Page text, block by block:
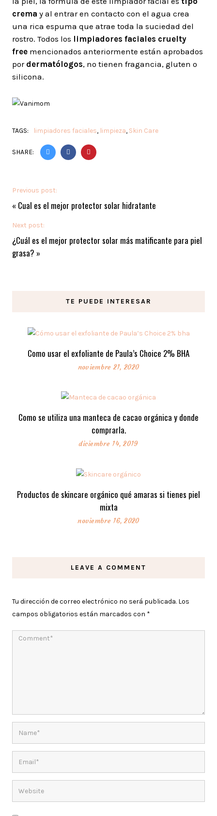
crema y al entrar en contacto con el agua crea
una rica espuma que atrae toda la suciedad del
rostro. Todos los limpiadores faciales cruelty
free mencionados anteriormente están aprobados
por dermatólogos, no tienen fragancia, gluten o
silicona.
TAGS: limpiadores faciales, limpieza, Skin Care
SHARE:
Previous post:
« Cual es el mejor protector solar hidratante
Next post:
¿Cuál es el mejor protector solar más matificante para piel
grasa? »
TE PUEDE INTERESAR
Como usar el exfoliante de Paula’s Choice 2% BHA
noviembre 21, 2020
Como se utiliza una manteca de cacao orgánica y donde
comprarla.
diciembre 14, 2019
Productos de skincare orgánico qué amaras si tienes piel
mixta
noviembre 16, 2020
LEAVE A COMMENT
Tu dirección de correo electrónico no será publicada. Los
campos obligatorios están marcados con *